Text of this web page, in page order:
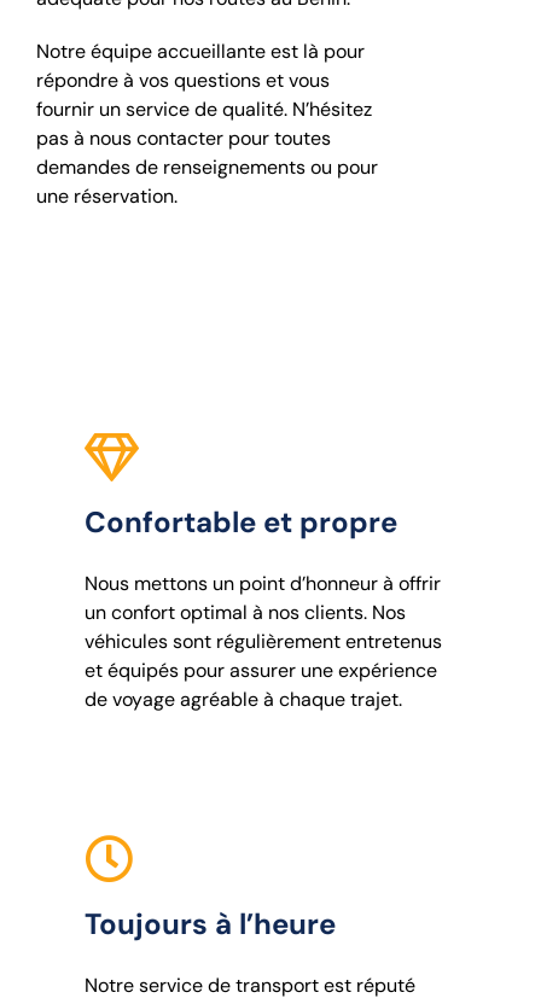
Notre équipe accueillante est là pour
répondre à vos questions et vous
fournir un service de qualité. N’hésitez
pas à nous contacter pour toutes
demandes de renseignements ou pour
une réservation.
Confortable et propre
Nous mettons un point d’honneur à offrir
un confort optimal à nos clients. Nos
véhicules sont régulièrement entretenus
et équipés pour assurer une expérience
de voyage agréable à chaque trajet.
Toujours à l’heure
Notre service de transport est réputé